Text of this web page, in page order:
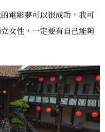
電影夢可以很成功，我可
女性，一定要有自己能夠